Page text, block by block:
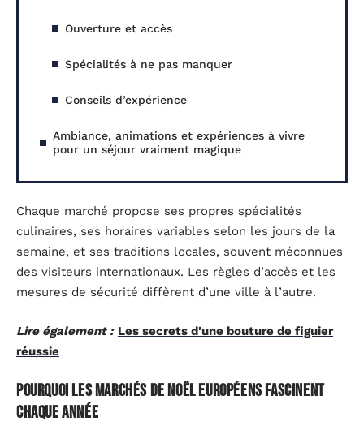
Ouverture et accès
Spécialités à ne pas manquer
Conseils d’expérience
Ambiance, animations et expériences à vivre
pour un séjour vraiment magique
Chaque marché propose ses propres spécialités
culinaires, ses horaires variables selon les jours de la
semaine, et ses traditions locales, souvent méconnues
des visiteurs internationaux. Les règles d’accès et les
mesures de sécurité diffèrent d’une ville à l’autre.
Lire également : Les secrets d'une bouture de figuier
réussie
Pourquoi les marchés de Noël européens fascinent
chaque année